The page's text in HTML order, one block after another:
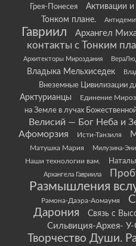
Грея-Понесея
Активации
Тонком плане.
Гавриил
Архангел
контакты с Тонким
Архитекторы Мироздания
Владыка Мельхиседек
Внеземные Цивилизации
Арктурианцы
Единение
на Земле в лучах
Велисий — Бог Неба и
Афоморзия
Исти-Танзиля
Матушка Мария Милузина-
Наши технологии вам.
Архангела Гавриила
Размышления
Рамона-Даэра-Аомаумя
Дарония
Связь с
Сильвиция-Архея- У-
Творчество Души.